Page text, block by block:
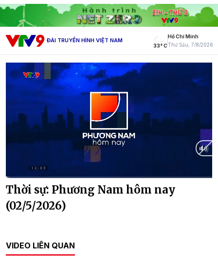
ĐÀI TRUYỀN HÌNH VIỆT NAM
33° C
Hồ Chí Minh
Thứ Sáu, 7/8/2026
Current
Time
0:12 Duration
30:51
Thời sự: Phương Nam hôm nay
(02/5/2026)
VIDEO LIÊN QUAN